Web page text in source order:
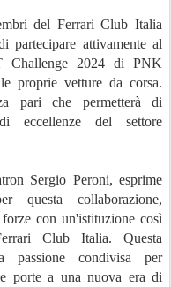
del Ferrari Club Italia
partecipare attivamente al
Challenge 2024 di PNK
proprie vetture da corsa.
pari che permetterà di
eccellenze del settore
Sergio Peroni, esprime
questa collaborazione,
con un'istituzione così
Club Italia. Questa
passione condivisa per
porte a una nuova era di